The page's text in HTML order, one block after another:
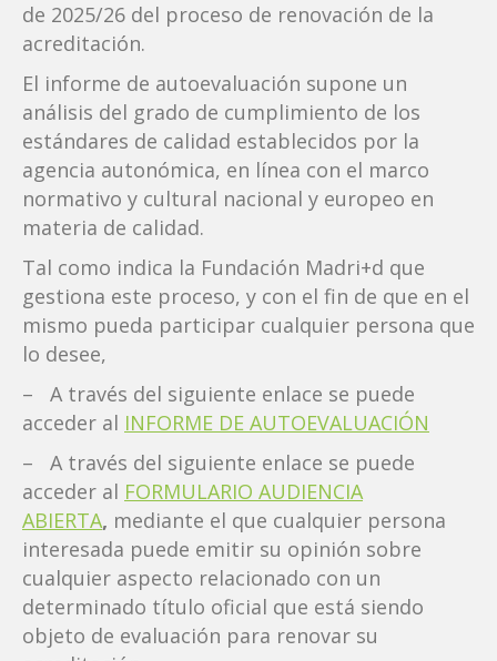
de 2025/26 del proceso de renovación de la
acreditación.
El informe de autoevaluación supone un
análisis del grado de cumplimiento de los
estándares de calidad establecidos por la
agencia autonómica, en línea con el marco
normativo y cultural nacional y europeo en
materia de calidad.
Tal como indica la Fundación Madri+d que
gestiona este proceso, y con el fin de que en el
mismo pueda participar cualquier persona que
lo desee,
– A través del siguiente enlace se puede
acceder al INFORME DE AUTOEVALUACIÓN
– A través del siguiente enlace se puede
acceder al FORMULARIO AUDIENCIA
ABIERTA, mediante el que cualquier persona
interesada puede emitir su opinión sobre
cualquier aspecto relacionado con un
determinado título oficial que está siendo
objeto de evaluación para renovar su